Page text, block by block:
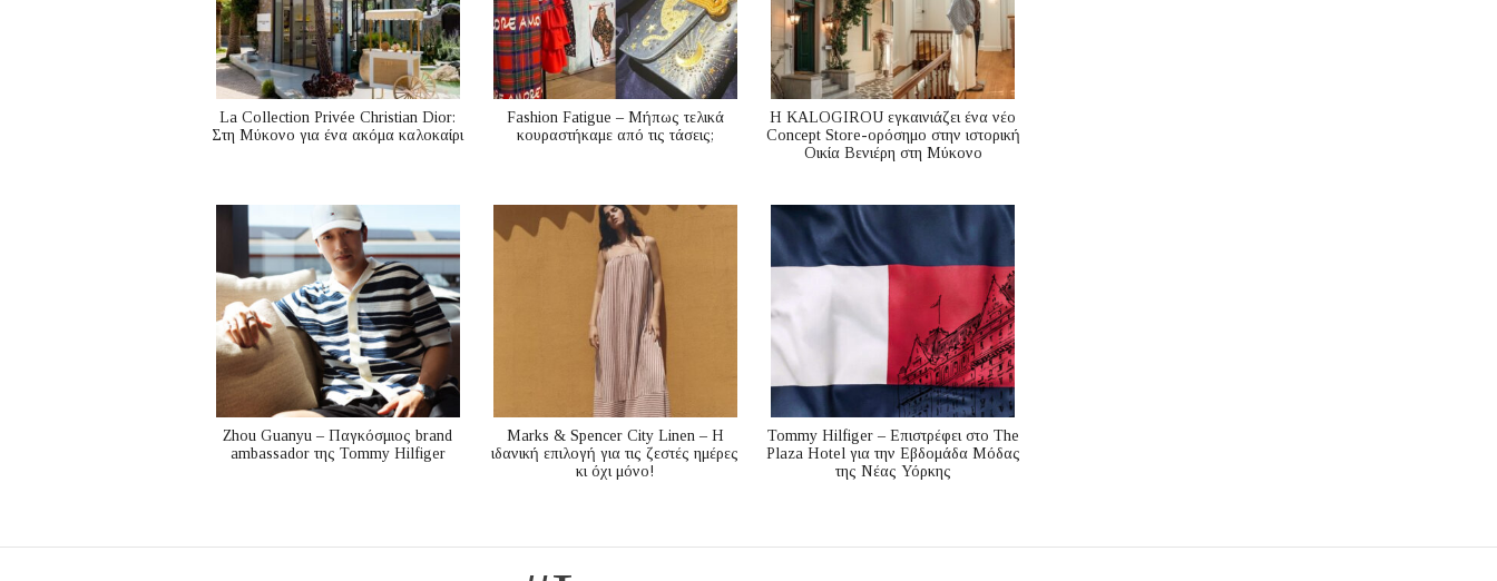
La Collection Privée Christian Dior:
Στη Μύκονο για ένα ακόμα καλοκαίρι
Fashion Fatigue – Μήπως τελικά
κουραστήκαμε από τις τάσεις;
Η KALOGIROU εγκαινιάζει ένα νέο
Concept Store-ορόσημο στην ιστορική
Οικία Βενιέρη στη Μύκονο
Zhou Guanyu – Παγκόσμιος brand
ambassador της Tommy Hilfiger
Marks & Spencer City Linen – Η
ιδανική επιλογή για τις ζεστές ημέρες
κι όχι μόνο!
Tommy Hilfiger – Επιστρέφει στο The
Plaza Hotel για την Εβδομάδα Μόδας
της Νέας Υόρκης